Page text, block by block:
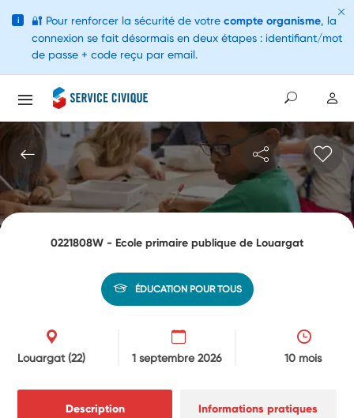
0221808W - Ecole primaire publique de Louargat
ÉDUCATION POUR TOUS
Louargat(22) 1 septembre 2026 10 mois
Description Informations pratiques
i 🔐 Pour renforcer la sécurité de votre compte organisme, la
connexion se fait désormais en deux étapes : identifiant/mot
de passe + code reçu par email.